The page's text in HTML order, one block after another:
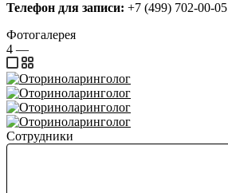
Телефон для записи: +7 (499) 702-00-05
Фотогалерея
4 —
Сотрудники